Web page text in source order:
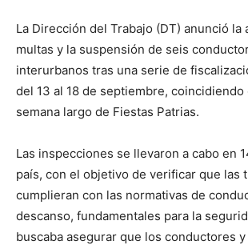
La Dirección del Trabajo (DT) anunció la
multas y la suspensión de seis
interurbanos tras una serie de
del 13 al 18 de septiembre, coincidiendo
semana largo de Fiestas Patrias.
Las inspecciones se llevaron a cabo en
país, con el objetivo de verificar que las
cumplieran con las normativas de
descanso, fundamentales para la
buscaba asegurar que los conductores